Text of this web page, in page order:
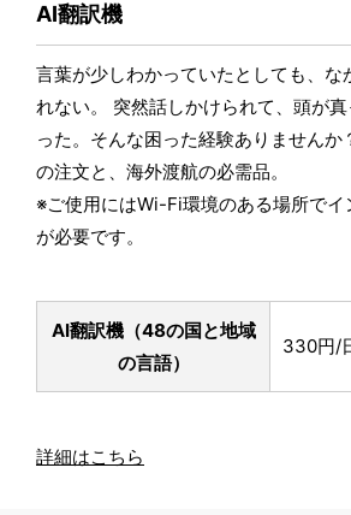
AI翻訳機
言葉が少しわかっていたとしても、な
れない。 突然話しかけられて、頭が
った。そんな困った経験ありませんか
の注文と、海外渡航の必需品。
※ご使用にはWi-Fi環境のある場所でイ
が必要です。
AI翻訳機（48の国と地域
の言語）
330円/
詳細はこちら